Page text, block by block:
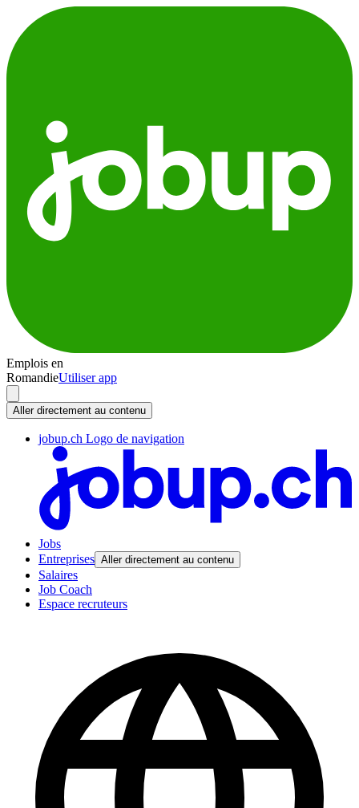
Emplois en
RomandieUtiliser app
Aller directement au contenu
jobup.ch Logo de navigation
Jobs
Entreprises Aller directement au contenu
Salaires
Job Coach
Espace recruteurs